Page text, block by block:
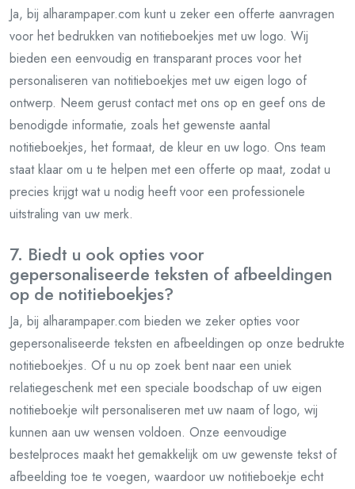
Ja, bij alharampaper.com kunt u zeker een offerte aanvragen
voor het bedrukken van notitieboekjes met uw logo. Wij
bieden een eenvoudig en transparant proces voor het
personaliseren van notitieboekjes met uw eigen logo of
ontwerp. Neem gerust contact met ons op en geef ons de
benodigde informatie, zoals het gewenste aantal
notitieboekjes, het formaat, de kleur en uw logo. Ons team
staat klaar om u te helpen met een offerte op maat, zodat u
precies krijgt wat u nodig heeft voor een professionele
uitstraling van uw merk.
7. Biedt u ook opties voor
gepersonaliseerde teksten of afbeeldingen
op de notitieboekjes?
Ja, bij alharampaper.com bieden we zeker opties voor
gepersonaliseerde teksten en afbeeldingen op onze bedrukte
notitieboekjes. Of u nu op zoek bent naar een uniek
relatiegeschenk met een speciale boodschap of uw eigen
notitieboekje wilt personaliseren met uw naam of logo, wij
kunnen aan uw wensen voldoen. Onze eenvoudige
bestelproces maakt het gemakkelijk om uw gewenste tekst of
afbeelding toe te voegen, waardoor uw notitieboekje echt